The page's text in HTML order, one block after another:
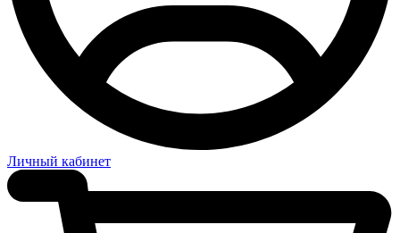
Личный кабинет